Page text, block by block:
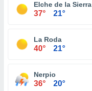
Elche de la Sierra
37° 21°
La Roda
40° 21°
Nerpio
36° 20°